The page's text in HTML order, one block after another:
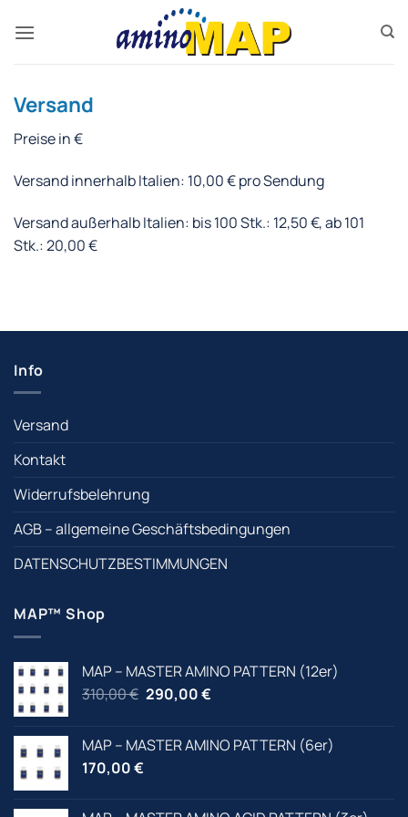
Inhalt
Versand
Preise in €
Versand innerhalb Italien: 10,00 € pro Sendung
Versand außerhalb Italien: bis 100 Stk.: 12,50 €, ab 101
Stk.: 20,00 €
Info
Versand
Kontakt
Widerrufsbelehrung
AGB – allgemeine Geschäftsbedingungen
DATENSCHUTZBESTIMMUNGEN
MAP™ Shop
MAP – MASTER AMINO PATTERN (12er)
Ursprünglicher
310,00 €
310,00€ Aktueller
310,00 €.
290,00€
MAP – MASTER AMINO PATTERN (6er)
170,00€